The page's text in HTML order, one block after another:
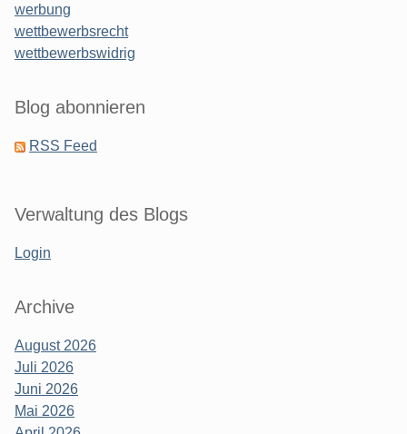
werbung
wettbewerbsrecht
wettbewerbswidrig
Blog abonnieren
RSS Feed
Verwaltung des Blogs
Login
Archive
August 2026
Juli 2026
Juni 2026
Mai 2026